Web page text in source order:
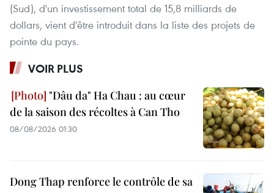
(Sud), d'un investissement total de 15,8 milliards de
dollars, vient d'être introduit dans la liste des projets de
pointe du pays.
VOIR PLUS
"Dâu da" Ha Chau : au cœur
de la saison des récoltes à Can Tho
08/08/2026 01:30
Dong Thap renforce le contrôle de sa